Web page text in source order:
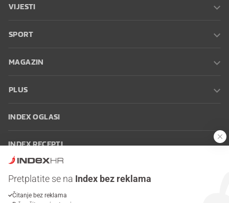
VIJESTI
SPORT
MAGAZIN
PLUS
INDEX OGLASI
INDEX RECEPTI
Oglašavanje Zaposli se na Indexu
Pretplatite se na Index bez reklama
Čitanje bez reklama